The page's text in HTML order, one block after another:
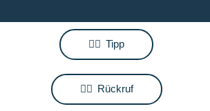
Tipp
Rückruf